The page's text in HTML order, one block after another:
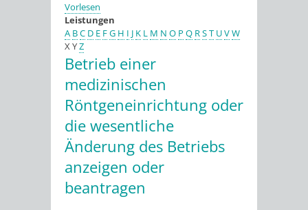
Vorlesen
Leistungen
A BC D E FG H I J K L M N O P Q RST UVW
XYZ
Betrieb einer
medizinischen
Röntgeneinrichtung oder
die wesentliche
Änderung des Betriebs
anzeigen oder
beantragen